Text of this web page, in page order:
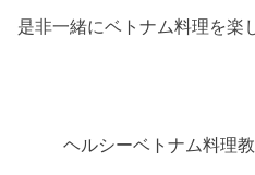
是非一緒にベトナム料理を楽
ヘルシーベトナム料理